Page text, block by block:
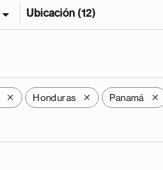
Ubicación (12)
X Honduras X Panamá X